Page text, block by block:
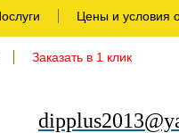
Цены и условия
Заказать в 1 клик